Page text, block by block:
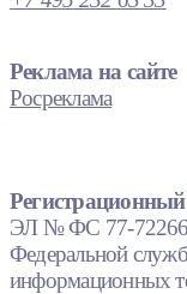
Реклама на сайте
Росреклама
ЭЛ № ФС 77-72266
Федеральной
информационных